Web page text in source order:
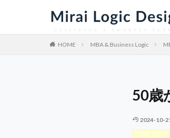
HOME MBA & Business Logic
50歳
2024-10-